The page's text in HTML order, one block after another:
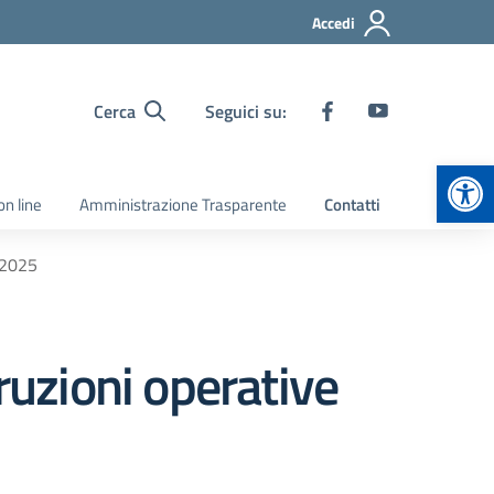
Accedi
Cerca Seguici su:
line Amministrazione Trasparente Contatti
operative